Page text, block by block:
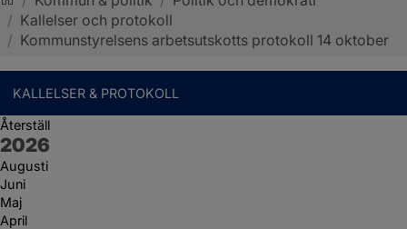
Sotenäs kommun
/ Kallelser och protokoll
/ Kommunstyrelsens arbetsutskotts protokoll 14 oktober
KALLELSER & PROTOKOLL
Återställ
År:
2026
Augusti
Juni
Maj
April